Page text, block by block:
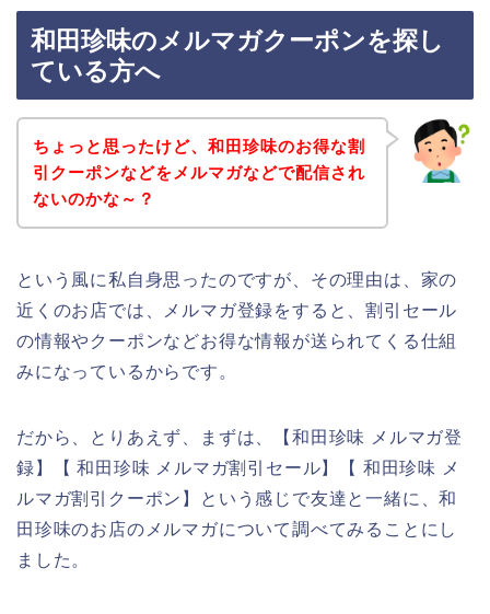
和田珍味のメルマガクーポンを探し
ている方へ
ちょっと思ったけど、和田珍味のお得な割
引クーポンなどをメルマガなどで配信され
ないのかな～？
という風に私自身思ったのですが、その理由は、家の
近くのお店では、メルマガ登録をすると、割引セール
の情報やクーポンなどお得な情報が送られてくる仕組
みになっているからです。
だから、とりあえず、まずは、【和田珍味 メルマガ登
録】【 和田珍味 メルマガ割引セール】【 和田珍味 メ
ルマガ割引クーポン】という感じで友達と一緒に、和
田珍味のお店のメルマガについて調べてみることにし
ました。